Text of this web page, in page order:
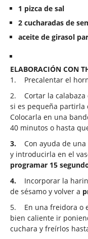
1 pizca de sal
2 cucharadas de
aceite de girasol
ELABORACIÓN CON
1.
Precalentar el
2.
Cortar la
si es pequeña partirla
Colocarla en una
40 minutos o hasta
3.
Con ayuda de
y introducirla en el
programar 15
4.
Incorporar la
de sésamo y volver a
5.
En una freidora o
bien caliente ir
cuchara y freírlos